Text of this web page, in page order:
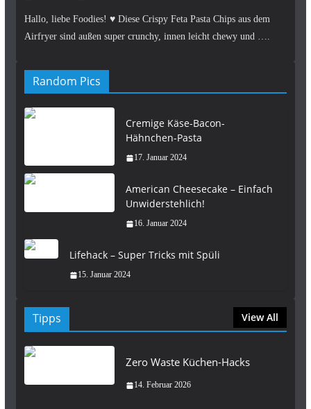
Hallo, liebe Foodies! ♥︎ Diese Crispy Feta Pasta Chips aus dem
Airfryer sind außen super crunchy, innen leicht chewy und ….
Random Pics
Cremige Käse-Bacon-
Hähnchen-Pasta
17. Januar 2024
American Cheesecake – Einfach
Unwiderstehlich!
16. Januar 2024
Lifehack – Super Tricks mit Spüli
15. Januar 2024
Tipps View All
Zero Waste Küchen-Hacks
14. Februar 2026